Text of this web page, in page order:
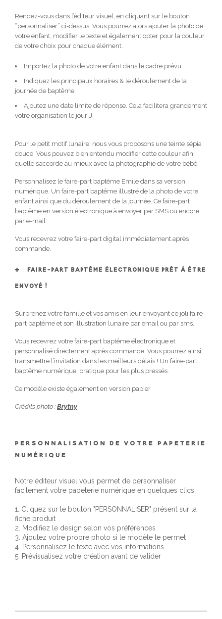
Rendez-vous dans l’éditeur visuel, en cliquant sur le bouton
“personnaliser” ci-dessus. Vous pourrez alors ajouter la photo de
votre enfant, modifier le texte et également opter pour la couleur
de votre choix pour chaque élément.
Importez la photo de votre enfant dans le cadre prévu
Indiquez les principaux horaires & le déroulement de la
journée de baptême
Ajoutez une date limite de réponse. Cela facilitera grandement
votre organisation le jour-J.
Pour le petit motif lunaire, nous vous proposons une teinte sépia
douce. Vous pouvez bien entendu modifier cette couleur afin
qu’elle s’accorde au mieux avec la photographie de votre bébé.
Personnalisez le faire-part baptême Emile dans sa version
numérique. Un faire-part baptême illustré de la photo de votre
enfant ainsi que du déroulement de la journée. Ce faire-part
baptême en version électronique à envoyer par SMS ou encore
par e-mail.
Vous recevrez votre faire-part digital immédiatement après
commande.
FAIRE-PART BAPTÊME ÉLECTRONIQUE PRÊT À ÊTRE
ENVOYÉ !
Surprenez votre famille et vos amis en leur envoyant ce joli faire-
part baptême et son illustration lunaire par email ou par sms.
Vous recevrez votre faire-part baptême électronique et
personnalisé directement après commande. Vous pourrez ainsi
transmettre l’invitation dans les meilleurs délais ! Un faire-part
baptême numérique, pratique pour les plus pressés.
Ce modèle existe également en version papier
Crédits photo : Brytny
PERSONNALISATION DE VOTRE PAPETERIE
NUMÉRIQUE
Notre éditeur visuel vous permet de personnaliser
facilement votre papeterie numérique en quelques clics:
1. Cliquez sur le bouton "PERSONNALISER" présent sur la
fiche produit
2. Modifiez le design selon vos préférences
3. Ajoutez votre propre photo si le modèle le permet
4. Personnalisez le texte avec vos informations
5. Prévisualisez votre création avant de valider